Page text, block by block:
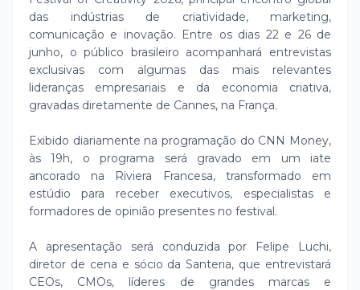
das indústrias de criatividade, marketing,
comunicação e inovação. Entre os dias 22 e 26 de
junho, o público brasileiro acompanhará entrevistas
exclusivas com algumas das mais relevantes
lideranças empresariais e da economia criativa,
gravadas diretamente de Cannes, na França.
Exibido diariamente na programação do CNN Money,
às 19h, o programa será gravado em um iate
ancorado na Riviera Francesa, transformado em
estúdio para receber executivos, especialistas e
formadores de opinião presentes no festival.
A apresentação será conduzida por Felipe Luchi,
diretor de cena e sócio da Santeria, que entrevistará
CEOs, CMOs, líderes de grandes marcas e